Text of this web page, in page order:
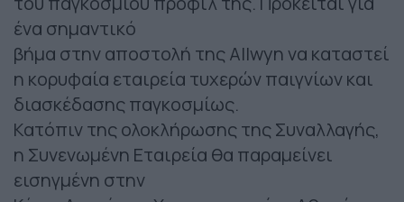
ένα σημαντικό
βήμα στην αποστολή της Allwyn να καταστεί
η κορυφαία εταιρεία τυχερών παιγνίων και
διασκέδασης παγκοσμίως.
Κατόπιν της ολοκλήρωσης της Συναλλαγής,
η Συνενωμένη Εταιρεία θα παραμείνει
εισηγμένη στην